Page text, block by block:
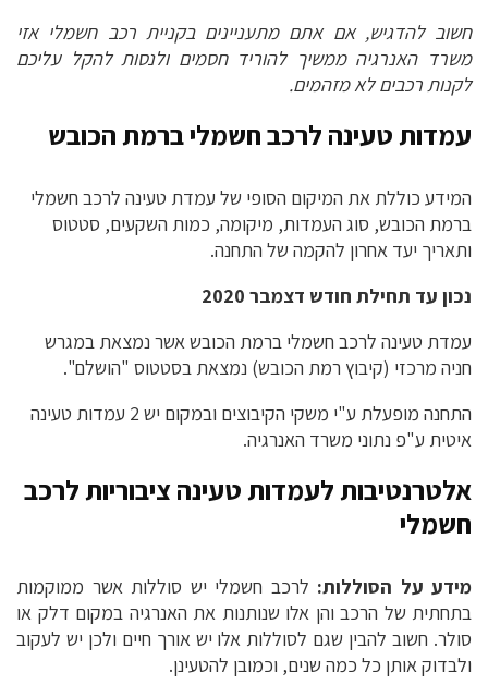
חשוב להדגיש, אם אתם מתעניינים בקניית רכב חשמלי אזי
משרד האנרגיה ממשיך להוריד חסמים ולנסות להקל עליכם
לקנות רכבים לא מזהמים.
עמדות טעינה לרכב חשמלי ברמת הכובש
המידע כוללת את המיקום הסופי של עמדת טעינה לרכב חשמלי
ברמת הכובש, סוג העמדות, מיקומה, כמות השקעים, סטטוס
ותאריך יעד אחרון להקמה של התחנה.
נכון עד תחילת חודש דצמבר 2020
עמדת טעינה לרכב חשמלי ברמת הכובש אשר נמצאת במגרש
חניה מרכזי (קיבוץ רמת הכובש) נמצאת בסטטוס "הושלם".
התחנה מופעלת ע"י משקי הקיבוצים ובמקום יש 2 עמדות טעינה
איטית ע"פ נתוני משרד האנרגיה.
אלטרנטיבות לעמדות טעינה ציבוריות לרכב
חשמלי
מידע על הסוללות: לרכב חשמלי יש סוללות אשר ממוקמות
בתחתית של הרכב והן אלו שנותנות את האנרגיה במקום דלק או
סולר. חשוב להבין שגם לסוללות אלו יש אורך חיים ולכן יש לעקוב
ולבדוק אותן כל כמה שנים, וכמובן להטעינן.